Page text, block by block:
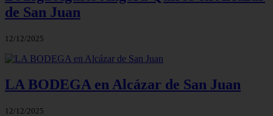
de San Juan
12/12/2025
LA BODEGA en Alcázar de San Juan
12/12/2025